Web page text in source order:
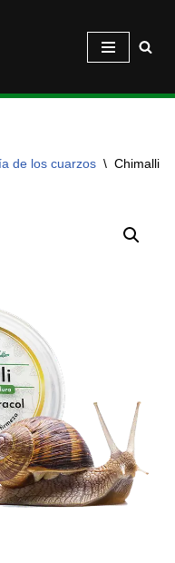
de los cuarzos \ Chimalli